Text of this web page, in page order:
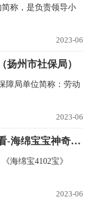
称，是负责领导小
2023-06
州市社保局）
障局单位简称：劳动
2023-06
实时焦点：海绵宝宝神奇海螺在线观看-海绵宝宝神奇海螺
海绵宝4102宝》
2023-06